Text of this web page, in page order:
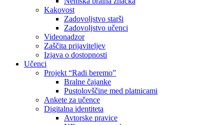
Kakovost
Zadovoljstvo starši
Zadovoljstvo učenci
Videonadzor
Zaščita prijaviteljev
Izjava o dostopnosti
Učenci
Projekt “Radi beremo”
Bralne čajanke
Pustolovščine med platnicami
Ankete za učence
Digitalna identiteta
Avtorske pravice